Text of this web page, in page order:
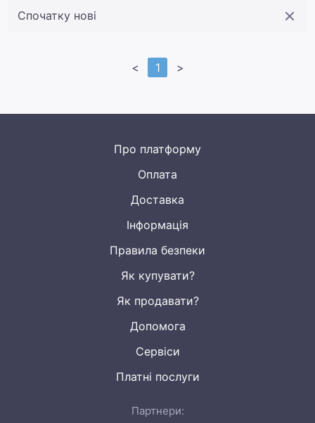
< 1 >
Про платформу
Оплата
Доставка
Інформація
Правила безпеки
Як купувати?
Як продавати?
Допомога
Сервіси
Платні послуги
Партнери: